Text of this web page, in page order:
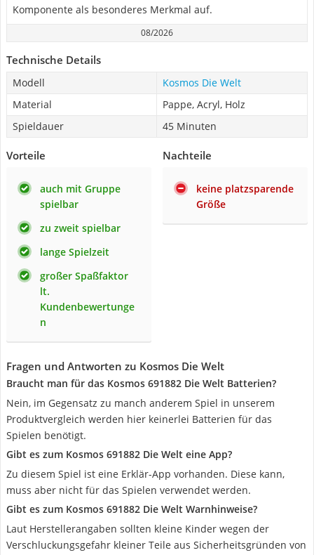
Komponente als besonderes Merkmal auf.
08/2026
Technische Details
Modell
Kosmos Die Welt
Material
Pappe, Acryl, Holz
Spieldauer
45 Minuten
Vorteile
auch mit Gruppe
spielbar
zu zweit spielbar
lange Spielzeit
großer Spaßfaktor
lt.
Kundenbewertunge
n
Nachteile
keine platzsparende
Größe
Fragen und Antworten zu Kosmos Die Welt
Braucht man für das Kosmos 691882 Die Welt Batterien?
Nein, im Gegensatz zu manch anderem Spiel in unserem
Produktvergleich werden hier keinerlei Batterien für das
Spielen benötigt.
Gibt es zum Kosmos 691882 Die Welt eine App?
Zu diesem Spiel ist eine Erklär-App vorhanden. Diese kann,
muss aber nicht für das Spielen verwendet werden.
Gibt es zum Kosmos 691882 Die Welt Warnhinweise?
Laut Herstellerangaben sollten kleine Kinder wegen der
Verschluckungsgefahr kleiner Teile aus Sicherheitsgründen von